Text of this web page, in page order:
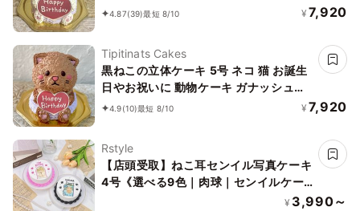
4.87(39)最短 8/10 ¥ 7,920
Tipitinats Cakes
黒ねこの立体ケーキ 5号 ネコ 猫 お誕生
日やお祝いに 動物ケーキ ガナッシュク
リーム
4.9(10)最短 8/10 ¥ 7,920
Rstyle
【店頭受取】ねこ耳センイル写真ケーキ
4号《選べる9色｜肉球｜センイルケー
¥ 3,990～